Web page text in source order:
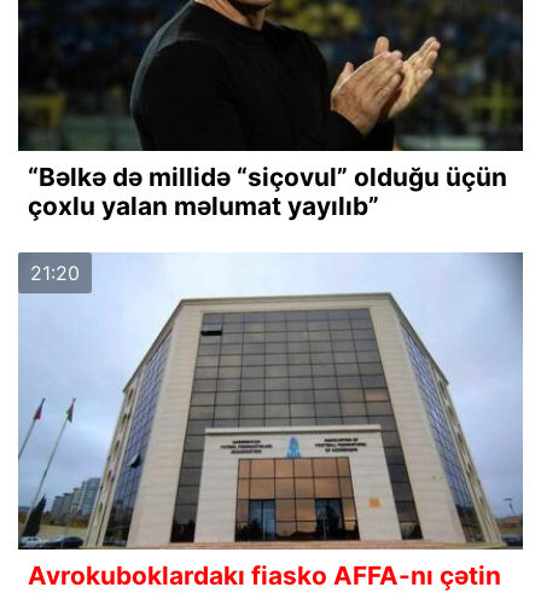
“Bəlkə də millidə “siçovul” olduğu üçün
çoxlu yalan məlumat yayılıb”
21:20
Avrokuboklardakı fiasko AFFA-nı çətin